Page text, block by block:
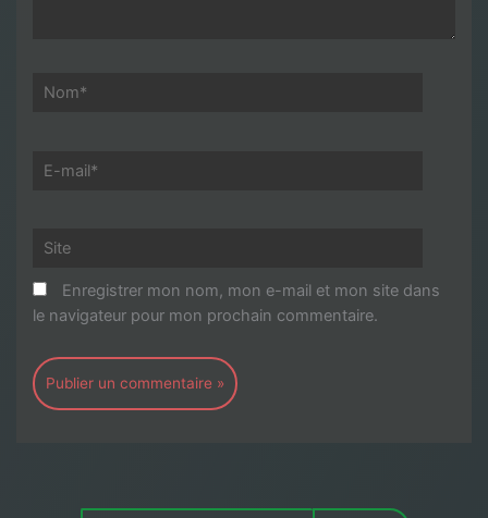
Nom*
E-
Site
Enregistrer mon nom, mon e-mail et mon site dans
le navigateur pour mon prochain commentaire.